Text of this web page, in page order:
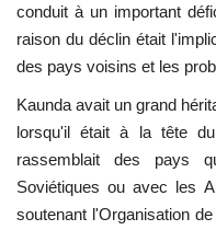
conduit à un important
raison du déclin était
des pays voisins et les
Kaunda avait un grand
lorsqu'il était à la tête
rassemblait des pays
Soviétiques ou avec les
soutenant l'Organisation